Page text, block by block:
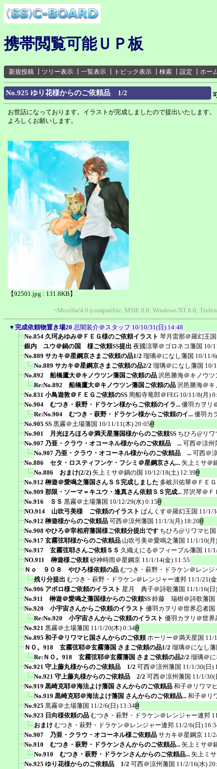
携帯閲覧可能ＵＰ板
新規投稿 ツリー表示 一覧表示 トピック表示 検索 設定 ホー
No.925 ゆり花様からのご依頼品 1/2
お世話になっております。イラストが完成しましたので提出いたします。
よろしくお願いします。
【92501.jpg : 131.8KB】
<Mozilla/4.0 (compatible; MSIE 8.0; Windows NT 6.0;
▼ 完成依頼物置き場20 忌闇装介＠スタッフ 10/10/31(日) 14:48
No.854 久珂あゆみ＠ＦＥＧ様のご依頼イラスト 琴月雷那＠羅幻王国
銀内 ユウ＠鍋の国 様ご依頼SS提出 夜國涼華＠ゴロネコ藩国 10/
No.889 サカキ＠星鋼京さまご依頼の品1/2 瑠璃＠になし藩国 10/11/
No.889 サカキ＠星鋼京さまご依頼の品2/2 瑠璃＠になし藩国 10/
No.892 船橋鷹大＠キノウツン藩国ご依頼の品 沢邑勝海＠キノウツ
Re:No.892 船橋鷹大＠キノウツン藩国ご依頼の品 沢邑勝海＠キ
No.831 小鳥遊敦＠ＦＥＧご依頼のSS 周船寺竜郎＠FEG 10/11/8(月)
No.904 むつき・萩野・ドラケン様からご依頼のイラ... 優羽カヲリ
Re:No.904 むつき・萩野・ドラケン様からご依頼のイ... 優羽カ
No.905 SS 黒霧＠土場藩国 10/11/11(木) 20:05
No.901 月光ほろほろ＠満天星藩国様からのご依頼SS ちひろ@リワ
No.907 乃亜・クラウ・オコーネル様からのご依頼品 ... 可西＠涼州
No.907 乃亜・クラウ・オコーネル様からのご依頼品 ... 可西＠
No.886 セタ・ロスティフンケ・フシミ＠星鋼京さん... 矢上ミサ＠
No.886 おまけ(2/2) 矢上ミサ＠鍋の国 10/12/18(土) 12:39
No.912 榊遊＠愛鳴之藩国さんＳＳ完成しました 多岐川佑華＠ＦＥＧ
No.909 那限・ソーマ＝キユウ・逢真さん依頼ＳＳ完成... 芹沢琴＠Ｆ
No.916 ＳＳ 黒霧＠土場藩国 10/12/29(水) 0:15
NO.914 山吹弓美様 ご依頼のイラスト ぱんくす＠羅幻王国 11/1/
No.912 榊遊様からのご依頼品 可西＠涼州藩国 11/1/3(月) 18:20
No.908 やひろ＠宰相府藩国様ご依頼分提出です ちひろ@リワマヒ国
No.917 玄霧弦耶様からのご依頼品 山吹弓美＠愛鳴之藩国 11/1/10(月
No.917 玄霧弦耶さんご依頼ＳＳ 久織えにる＠フィーブル藩国 11/
NO.911 榊遊様ご依頼 砂神時雨＠星鋼京 11/1/14(金) 11:55
Ｎｏ ９０８ やひろ様依頼の品 むつき・萩野・ドラケン＠レンジ
残り分提出 むつき・萩野・ドラケン＠レンジャー連邦 11/1/21(
No.906 アポロ様ご依頼のイラスト 星月 典子＠詩歌藩国 11/1/16(日
No.911 榊遊＠愛鳴之藩国様からのご依頼SS 鈴藤 瑞樹＠詩歌藩国
No.920 小宇宙さんからご依頼のイラスト 優羽カヲリ＠世界忍者国
Re:No.920 小宇宙さんからご依頼のイラスト 優羽カヲリ＠世界
No.921 黒霧＠土場藩国 11/1/20(木) 0:34
No.895 和子＠リワマヒ国さんからのご依頼 ホーリー＠満天星国 11/
ＮＯ。918 玄霧弦耶＠玄霧藩国 さまご依頼の品1/2 瑠璃＠になし
Re:ＮＯ。918 玄霧弦耶＠玄霧藩国 さまご依頼の品2/2 瑠璃＠
No.921 守上藤丸様からのご依頼品 1/2 可西＠涼州藩国 11/1/30(日)
No.921 守上藤丸様からのご依頼品 2/2 可西＠涼州藩国 11/1/30(
No.919 黒崎克耶＠海法よけ藩国 さんからのご依頼品 和子＠リワマ
No.919 黒崎克耶＠海法よけ藩国 さんからのご依頼品... 和子＠リ
No.925 黒霧＠土場藩国 11/2/6(日) 13:34
No.923 日向様依頼の品 むつき・萩野・ドラケン＠レンジャー連邦
おまけ むつき・萩野・ドラケン＠レンジャー連邦 11/2/6(日)
No.907 乃亜・クラウ・オコーネル様ご依頼品 サカキ＠星鋼京 11/
No.910 むつき・萩野・ドラケンさんからのご依頼品... 矢上ミサ＠
No.910 むつき・萩野・ドラケンさんからのご依頼品... 矢上ミ
No.925 ゆり花様からのご依頼品 1/2 可西＠涼州藩国 11/2/16(水)